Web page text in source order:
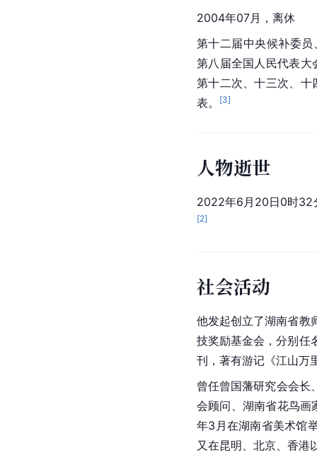
2004年07月，离休
第十二届中央候补委
第八届全国人民代表大
第十二次、十三次、十
表。
[3]
人物逝世
2022年6月20日0时32
[2]
社会活动
他发起创立了湖南省教
技奖励基金会，分别任
刊，著有游记《江山万
曾任曾国藩研究会会长
会顾问、湖南省花鸟
年3月在湖南省美术馆
又在昆明、北京、香港